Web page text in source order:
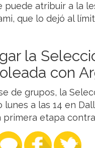
puede atribuir a la
que lo dejó al
la
con
de grupos, la
a las 14 en
etapa